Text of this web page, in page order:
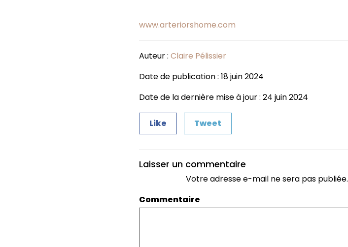
www.arteriorshome.com
Auteur : Claire Pélissier
Date de publication : 18 juin 2024
Date de la dernière mise à jour : 24 juin 2024
Like Tweet
Laisser un commentaire
Votre adresse e-mail ne sera pas publiée.
Commentaire